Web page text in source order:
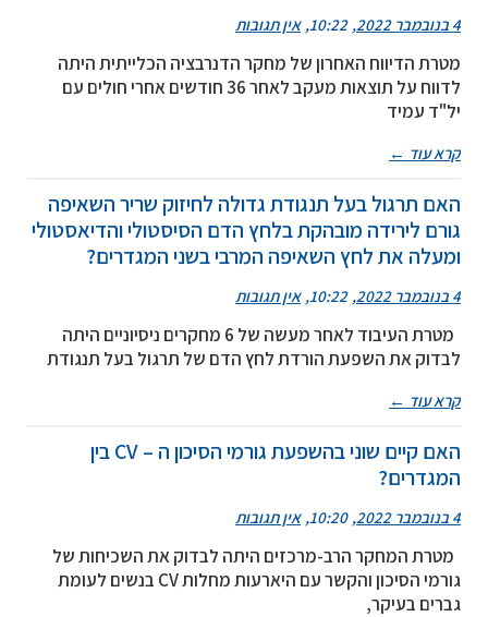
4 בנובמבר 2022 10:22 אין תגובות
מטרת הדיווח האחרון של מחקר הדנרבציה הכלייתית היתה
לדווח על תוצאות מעקב לאחר 36 חודשים אחרי חולים עם
יל"ד עמיד
קרא עוד ←
האם תרגול בעל תנגודת גדולה לחיזוק שריר השאיפה
גורם לירידה מובהקת בלחץ הדם הסיסטולי והדיאסטולי
ומעלה את לחץ השאיפה המרבי בשני המגדרים?
4 בנובמבר 2022 10:22 אין תגובות
מטרת העיבוד לאחר מעשה של 6 מחקרים ניסיוניים היתה
לבדוק את השפעת הורדת לחץ הדם של תרגול בעל תנגודת
קרא עוד ←
האם קיים שוני בהשפעת גורמי הסיכון ה – CV בין
המגדרים?
4 בנובמבר 2022 10:20 אין תגובות
מטרת המחקר הרב-מרכזים היתה לבדוק את השכיחות של
גורמי הסיכון והקשר עם היארעות מחלות CV בנשים לעומת
גברים בעיקר,